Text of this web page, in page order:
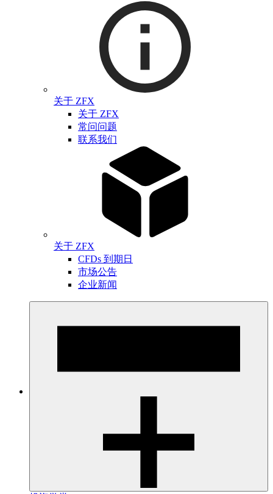
关于 ZFX
关于 ZFX
常问问题
联系我们
关于 ZFX
CFDs 到期日
市场公告
企业新闻